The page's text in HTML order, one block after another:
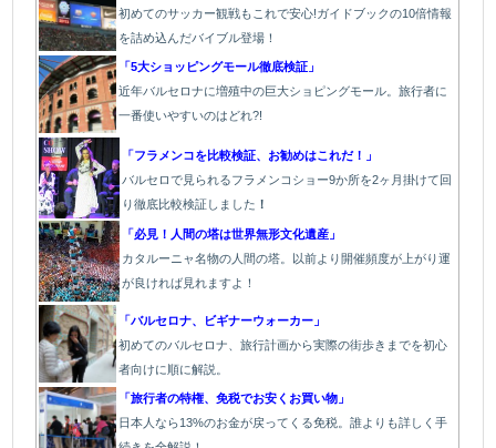
初めてのサッカー観戦もこれで安心!ガイドブックの10倍情報
を詰め込んだバイブル登場！
「5大ショッピングモール徹底検証」
近年バルセロナに増殖中の巨大ショピングモール。旅行者に
一番使いやすいのはどれ?!
「フラメンコを比較検証、お勧めはこれだ！」
バルセロで見られるフラメンコショー9か所を2ヶ月掛けて回
り徹底比較検証しました ！
「必見！人間の塔は世界無形文化遺産」
カタルーニャ名物の人間の塔。以前より開催頻度が上がり運
が良ければ見れますよ！
「バルセロナ、ビギナーウォーカー」
初めてのバルセロナ、旅行計画から実際の街歩きまでを初心
者向けに順に解説。
「旅行者の特権、免税でお安くお買い物」
日本人なら13%のお金が戻ってくる免税。誰よりも詳しく手